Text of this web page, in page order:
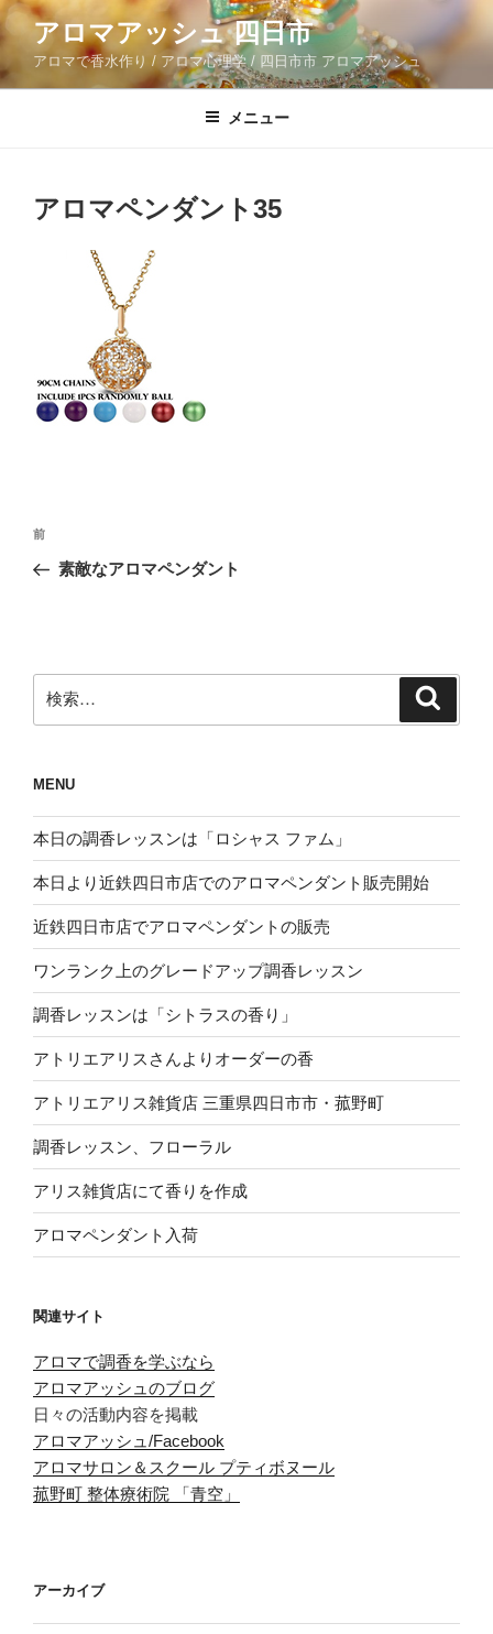
コ
ン
テ
ン
アロマアッシュ 四日市
アロマで香水作り / アロマ心理学 / 四日市市 アロマアッシュ
メニュー
アロマペンダント35
投
ナ
ー
シ
前
の
前
素敵なアロマペンダント
索:
MENU
本日の調香レッスンは「ロシャス ファム」
本日より近鉄四日市店でのアロマペンダント販売開始
近鉄四日市店でアロマペンダントの販売
ワンランク上のグレードアップ調香レッスン
調香レッスンは「シトラスの香り」
アトリエアリスさんよりオーダーの香
アトリエアリス雑貨店 三重県四日市市・菰野町
調香レッスン、フローラル
アリス雑貨店にて香りを作成
アロマペンダント入荷
関連サイト
アロマで調香を学ぶなら
アロマアッシュのブログ
日々の活動内容を掲載
アロマアッシュ/Facebook
アロマサロン＆スクール プティボヌール
菰野町 整体療術院 「青空」
アーカイブ